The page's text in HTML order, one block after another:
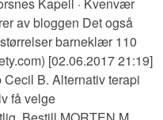
av bloggen Det også
barneklær 110
[02.06.2017 21:19]
B. Alternativ terapi
få velge